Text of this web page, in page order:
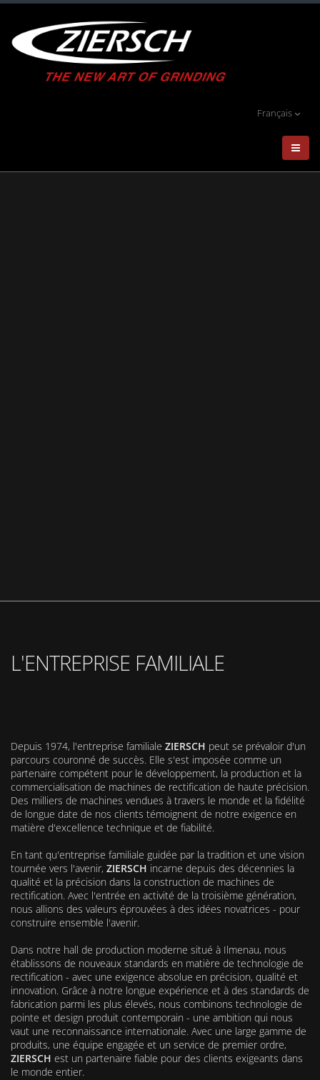
Français
L'ENTREPRISE FAMILIALE
Depuis 1974, l'entreprise familiale ZIERSCH peut se prévaloir d'un
parcours couronné de succès. Elle s'est imposée comme un
partenaire compétent pour le développement, la production et la
commercialisation de machines de rectification de haute précision.
Des milliers de machines vendues à travers le monde et la fidélité
de longue date de nos clients témoignent de notre exigence en
matière d'excellence technique et de fiabilité.
En tant qu'entreprise familiale guidée par la tradition et une vision
tournée vers l'avenir, ZIERSCH incarne depuis des décennies la
qualité et la précision dans la construction de machines de
rectification. Avec l'entrée en activité de la troisième génération,
nous allions des valeurs éprouvées à des idées novatrices - pour
construire ensemble l'avenir.
Dans notre hall de production moderne situé à Ilmenau, nous
établissons de nouveaux standards en matière de technologie de
rectification - avec une exigence absolue en précision, qualité et
innovation. Grâce à notre longue expérience et à des standards de
fabrication parmi les plus élevés, nous combinons technologie de
pointe et design produit contemporain - une ambition qui nous
vaut une reconnaissance internationale. Avec une large gamme de
produits, une équipe engagée et un service de premier ordre,
ZIERSCH est un partenaire fiable pour des clients exigeants dans
le monde entier.